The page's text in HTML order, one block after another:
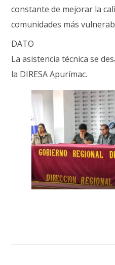
constante de mejorar la
comunidades más
DATO
La asistencia técnica se
la DIRESA Apurímac.